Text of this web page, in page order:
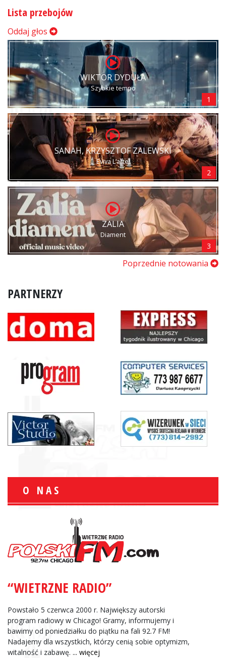
Lista przebojów
Oddaj głos
WIKTOR DYDUŁA
Szybkie tempo
1
SANAH, KRZYSZTOF ZALEWSKI
Eviva L’arte!
2
ZALIA
Diament
3
Poprzednie notowania
PARTNERZY
O NAS
“WIETRZNE RADIO”
Powstało 5 czerwca 2000 r. Największy autorski
program radiowy w Chicago! Gramy, informujemy i
bawimy od poniedziałku do piątku na fali 92.7 FM!
Nadajemy dla wszystkich, którzy cenią sobie optymizm,
witalność i zabawę. ... więcej